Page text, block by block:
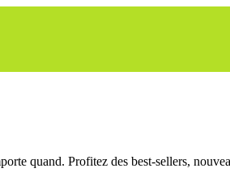
quand. Profitez des best-sellers,